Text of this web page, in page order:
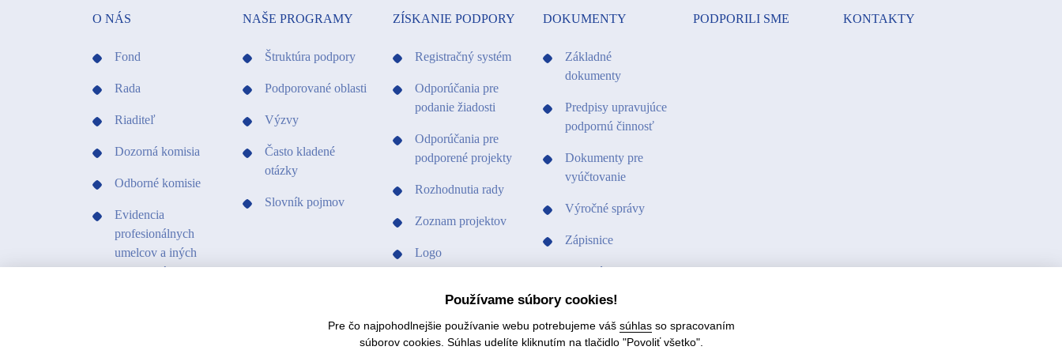
O NÁS
Fond
Rada
Riaditeľ
Dozorná komisia
Odborné komisie
Evidencia
profesionálnych
umelcov a iných
profesionálov v
NAŠE PROGRAMY
Štruktúra podpory
Podporované oblasti
Výzvy
Často kladené
otázky
Slovník pojmov
ZÍSKANIE PODPORY
Registračný systém
Odporúčania pre
podanie žiadosti
Odporúčania pre
podporené projekty
Rozhodnutia rady
Zoznam projektov
Logo
DOKUMENTY
Základné
dokumenty
Predpisy upravujúce
podpornú činnosť
Dokumenty pre
vyúčtovanie
Výročné správy
Zápisnice
Ostatné dokumenty
Vzory a tlačivá
Hospodárenie fondu
PODPORILI SME KONTAKTY
Používame súbory cookies!
Pre čo najpohodlnejšie používanie webu potrebujeme váš súhlasso spracovaním
súborov cookies. Súhlas udelíte kliknutím na tlačidlo "Povoliť všetko".